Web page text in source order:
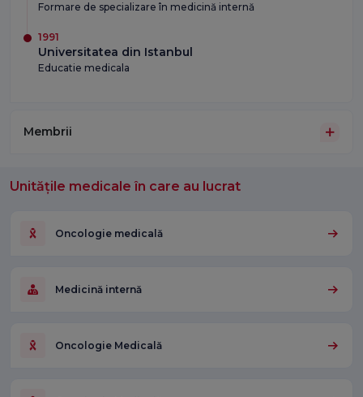
Formare de specializare în medicină internă
1991
Universitatea din Istanbul
Educatie medicala
Membrii
Unitățile medicale în care au lucrat
Oncologie medicală
Medicină internă
Oncologie Medicală